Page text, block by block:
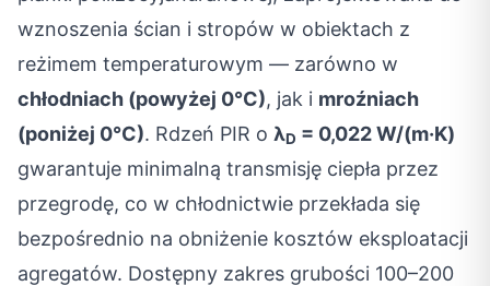
wznoszenia ścian i stropów w obiektach z
reżimem temperaturowym — zarówno w
chłodniach (powyżej 0°C), jak i mroźniach
(poniżej 0°C). Rdzeń PIR o λD = 0,022 W/(m·K)
gwarantuje minimalną transmisję ciepła przez
przegrodę, co w chłodnictwie przekłada się
bezpośrednio na obniżenie kosztów eksploatacji
agregatów. Dostępny zakres grubości 100–200